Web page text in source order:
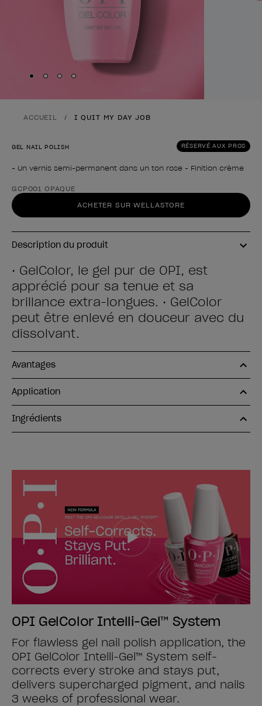
Skip to slide
Skip to slide
Skip to slide
Skip to slide
ACCUEIL I QUIT MY DAY JOB
RÉSERVÉ AUX PROS
GEL NAIL POLISH
- Un vernis semi-permanent dans un ton rose - Finition crème
Forme du produit
GCP001 OPAQUE
ACHETER SUR WELLASTORE
Description du produit
• GelColor, le gel pur de OPI, est
apprécié pour sa tenue et sa
brillance extra-longues. • GelColor
peut être enlevé en douceur avec du
dissolvant.
Avantages
Application
Ingrédients
OPI GelColor Intelli-Gel™ System
For flawless gel nail polish application, the
OPI GelColor Intelli-Gel™ System self-
corrects every stroke and stays put,
delivers supercharged pigment, and nails
3 weeks of professional wear.